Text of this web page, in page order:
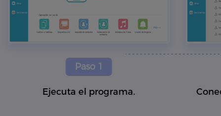
Paso 1
Ejecuta el programa.